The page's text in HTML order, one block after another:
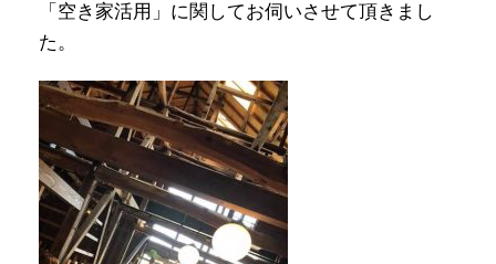
「空き家活用」に関してお伺いさせて頂きまし
た。